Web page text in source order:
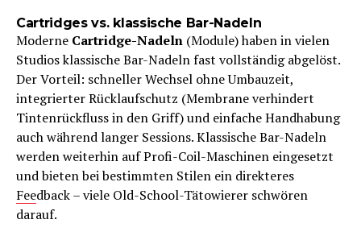
Cartridges vs. klassische Bar-Nadeln
Moderne Cartridge-Nadeln (Module) haben in vielen
Studios klassische Bar-Nadeln fast vollständig abgelöst.
Der Vorteil: schneller Wechsel ohne Umbauzeit,
integrierter Rücklaufschutz (Membrane verhindert
Tintenrückfluss in den Griff) und einfache Handhabung
auch während langer Sessions. Klassische Bar-Nadeln
werden weiterhin auf Profi-Coil-Maschinen eingesetzt
und bieten bei bestimmten Stilen ein direkteres
Feedback – viele Old-School-Tätowierer schwören
darauf.